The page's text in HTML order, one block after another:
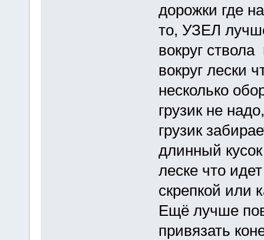
дорожки где
то, УЗЕЛ
вокруг
вокруг лески
несколько
грузик не
грузик
длинный
леске что
скрепкой или
Ещё лучше
привязать